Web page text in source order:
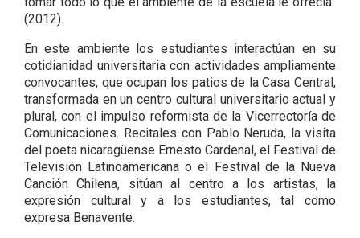
(2012).
En este ambiente los estudiantes interactúan en su
cotidianidad universitaria con actividades ampliamente
convocantes, que ocupan los patios de la Casa Central,
transformada en un centro cultural universitario actual y
plural, con el impulso reformista de la Vicerrectoría de
Comunicaciones. Recitales con Pablo Neruda, la visita
del poeta nicaragüense Ernesto Cardenal, el Festival de
Televisión Latinoamericana o el Festival de la Nueva
Canción Chilena, sitúan al centro a los artistas, la
expresión cultural y a los estudiantes, tal como
expresa Benavente: